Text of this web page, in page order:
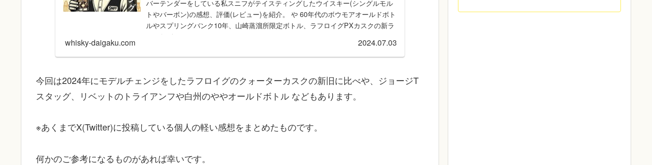
バーテンダーをしている私スニフがテイスティングしたウイスキー(シングルモル
トやバーボン)の感想、評価(レビュー)を紹介。 や 60年代のボウモアオールドボト
ルやスプリングバンク10年、山崎蒸溜所限定ボトル、ラフロイグPXカスクの新ラ
ベルなど。
whisky-daigaku.com 2024.07.03
今回は2024年にモデルチェンジをしたラフロイグのクォーターカスクの新旧に比べや、ジョージT
スタッグ、リベットのトライアンフや白州のややオールドボトル などもあります。
※あくまでX(Twitter)に投稿している個人の軽い感想をまとめたものです。
何かのご参考になるものがあれば幸いです。